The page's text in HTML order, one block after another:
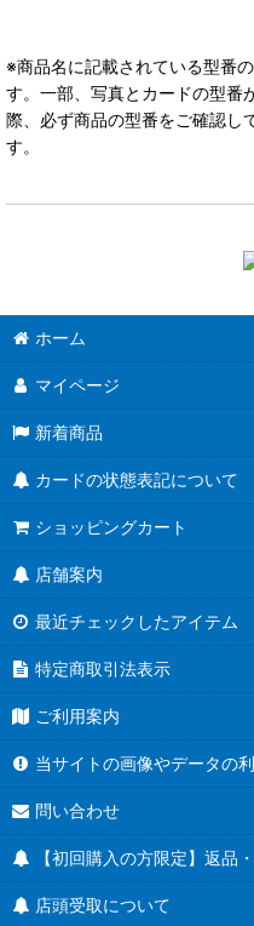
※商品名に記載されている型番
す。一部、写真とカードの型番
際、必ず商品の型番をご確認し
す。
ホーム
マイページ
新着商品
カードの状態表記について
ショッピングカート
店舗案内
最近チェックしたアイテム
特定商取引法表示
ご利用案内
当サイトの画像やデータの
問い合わせ
【初回購入の方限定】返品
店頭受取について